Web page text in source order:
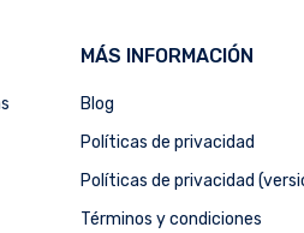
MÁS INFORMACIÓN
Blog
Políticas de privacidad
Políticas de privacidad
Términos y condiciones